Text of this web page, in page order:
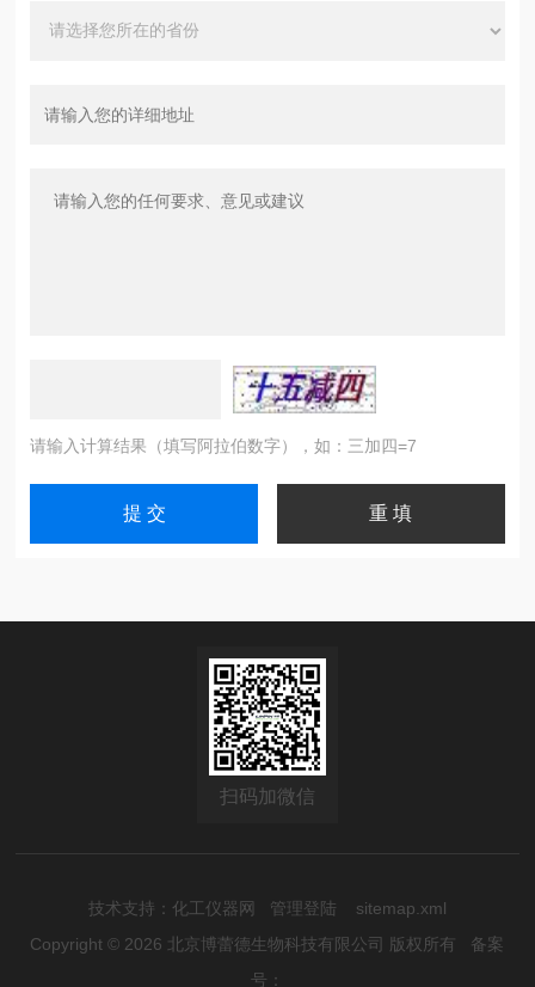
请输入计算结果（填写阿拉伯数字），如：三加四=7
扫码加微信
技术支持： 化工仪器网 管理登陆
sitemap.xml
Copyright © 2026 北京博蕾德生物科技有限公司 版权所有 备案
号：